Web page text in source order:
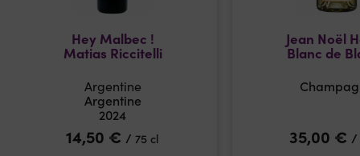
Hey Malbec !
Matias Riccitelli
Argentine
Argentine
2024
14,50 € / 75 cl
Jean Noël
Blanc de
35,00 € /